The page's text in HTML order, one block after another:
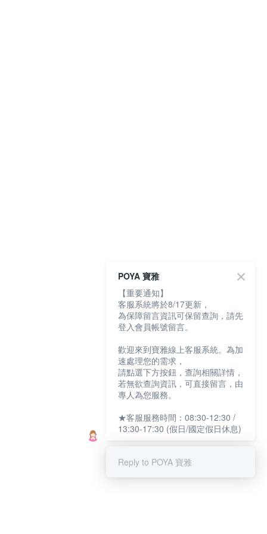
POYA 寶雅
【重要通知】
客服系統將於8/17更新，
為保障留言資訊可保留查詢，請先
登入會員帳號留言。
歡迎來到寶雅線上客服系統。為加
速處理您的需求，
請點選下方按鈕，查詢相關詳情，
若無欲查詢資訊，可直接留言，由
專人為您服務。
★客服服務時間：08:30-12:30 /
13:30-17:30 (假日/國定假日休息)
Reply to POYA 寶雅